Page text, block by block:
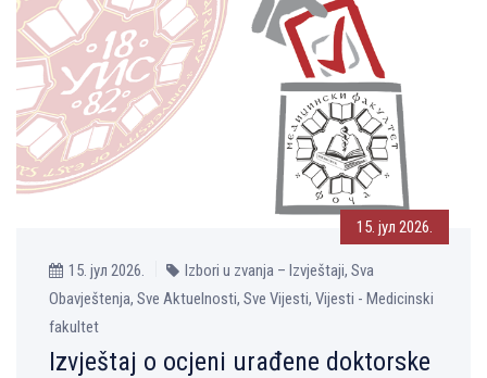
15. јул 2026.
15. јул 2026.
Izbori u zvanja – Izvještaji, Sva
Obavještenja, Sve Aktuelnosti, Sve Vijesti, Vijesti - Medicinski
fakultet
Izvještaj o ocjeni urađene doktorske